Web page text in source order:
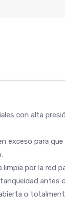
con alta
exceso para
limpia por la red
antes
o